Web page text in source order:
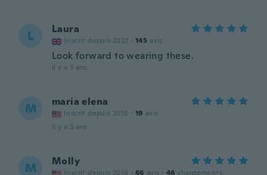
L Laura
Inscrit depuis 2022 · 145 avis
Look forward to wearing these.
il y a 3 ans
M maria elena
Inscrit depuis 2015 · 19 avis
il y a 3 ans
M Molly
Inscrit depuis 2016 · 66 avis · 46 chargements